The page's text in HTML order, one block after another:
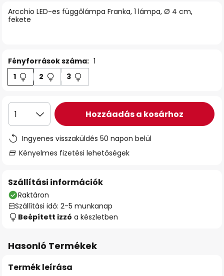
Arcchio LED-es függőlámpa Franka, 1 lámpa, Ø 4 cm,
fekete
Fényforrások száma: 1
1
2 3
1 Hozzáadás a kosárhoz
Ingyenes visszaküldés 50 napon belül
Kényelmes fizetési lehetőségek
Szállítási információk
Raktáron
Szállítási idő: 2-5 munkanap
Beépített izzó a készletben
Hasonló Termékek
Termék leírása